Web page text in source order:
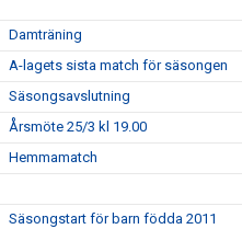
Damträning
A-lagets sista match för säsongen
Säsongsavslutning
Årsmöte 25/3 kl 19.00
Hemmamatch
Säsongstart för barn födda 2011